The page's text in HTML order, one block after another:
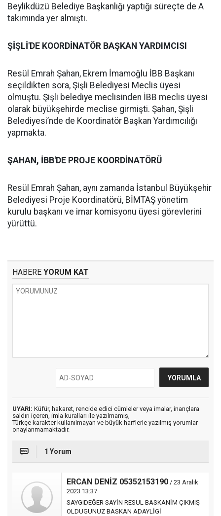
Beylikdüzü Belediye Başkanlığı yaptığı süreçte de A
takımında yer almıştı.
ŞİŞLİ'DE KOORDİNATÖR BAŞKAN YARDIMCISI
Resül Emrah Şahan, Ekrem İmamoğlu İBB Başkanı
seçildikten sora, Şişli Belediyesi Meclis üyesi
olmuştu. Şişli belediye meclisinden İBB meclis üyesi
olarak büyükşehirde meclise girmişti. Şahan, Şişli
Belediyesi’nde de Koordinatör Başkan Yardımcılığı
yapmakta.
ŞAHAN, İBB'DE PROJE KOORDİNATÖRÜ
Resül Emrah Şahan, aynı zamanda İstanbul Büyükşehir
Belediyesi Proje Koordinatörü, BİMTAŞ yönetim
kurulu başkanı ve imar komisyonu üyesi görevlerini
yürüttü.
HABERE YORUM KAT
UYARI: Küfür, hakaret, rencide edici cümleler veya imalar, inançlara
saldırı içeren, imla kuralları ile yazılmamış,
Türkçe karakter kullanılmayan ve büyük harflerle yazılmış yorumlar
onaylanmamaktadır.
1 Yorum
ERCAN DENİZ 05352153190 / 23 Aralık
2023 13:37
SAYGIDEĞER SAYİN RESUL BASKANİM ÇIKMIŞ
OLDUGUNUZ BASKAN ADAYLİGİ